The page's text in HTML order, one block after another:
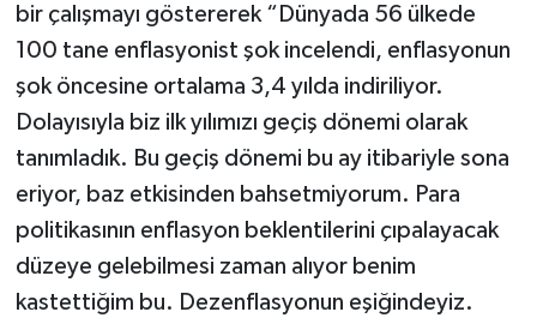
bir çalışmayı göstererek “Dünyada 56 ülkede
100 tane enflasyonist şok incelendi, enflasyonun
şok öncesine ortalama 3,4 yılda indiriliyor.
Dolayısıyla biz ilk yılımızı geçiş dönemi olarak
tanımladık. Bu geçiş dönemi bu ay itibariyle sona
eriyor, baz etkisinden bahsetmiyorum. Para
politikasının enflasyon beklentilerini çıpalayacak
düzeye gelebilmesi zaman alıyor benim
kastettiğim bu. Dezenflasyonun eşiğindeyiz.